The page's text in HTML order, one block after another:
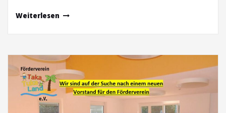
Weiterlesen